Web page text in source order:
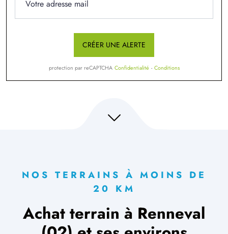
CRÉER UNE ALERTE
protection par reCAPTCHA Confidentialité - Conditions
NOS TERRAINS À MOINS DE
20 KM
Achat terrain à Renneval